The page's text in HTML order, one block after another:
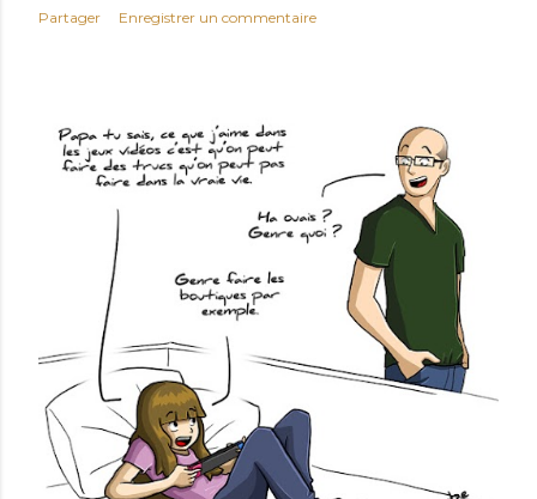
Partager Enregistrer un commentaire